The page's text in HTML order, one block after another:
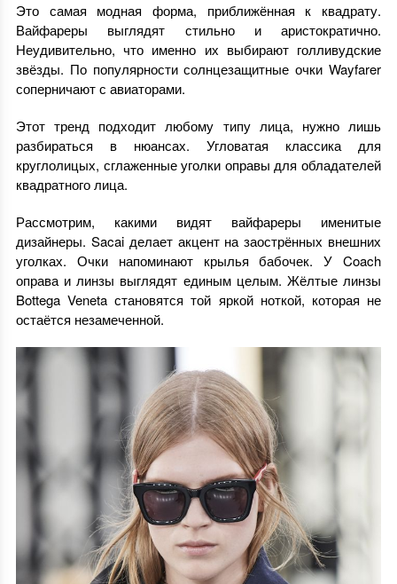
Это самая модная форма, приближённая к квадрату.
Вайфареры выглядят стильно и аристократично.
Неудивительно, что именно их выбирают голливудские
звёзды. По популярности солнцезащитные очки Wayfarer
соперничают с авиаторами.
Этот тренд подходит любому типу лица, нужно лишь
разбираться в нюансах. Угловатая классика для
круглолицых, сглаженные уголки оправы для обладателей
квадратного лица.
Рассмотрим, какими видят вайфареры именитые
дизайнеры. Sacai делает акцент на заострённых внешних
уголках. Очки напоминают крылья бабочек. У Coach
оправа и линзы выглядят единым целым. Жёлтые линзы
Bottega Veneta становятся той яркой ноткой, которая не
остаётся незамеченной.